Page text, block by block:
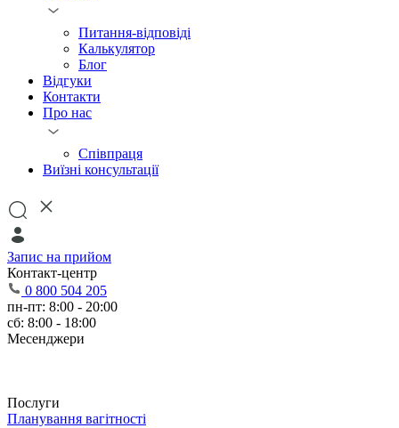
Питання-відповіді
Калькулятор
Блог
Відгуки
Контакти
Про нас
Співпраця
Виїзні консультації
Запис на прийом
Контакт-центр
0 800 504 205
пн-пт: 8:00 - 20:00
сб: 8:00 - 18:00
Месенджери
Послуги
Планування вагітності